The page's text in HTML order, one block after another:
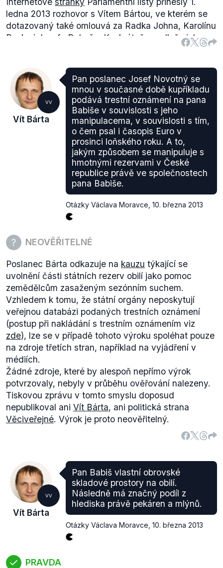
ledna 2013 rozhovor s Vítem Bártou, ve kterém se
dotazovaný také omlouvá za Radka Johna, Karolínu
Peake i Josefa Dobeše. Konkrétně uvedl, že jeho
protože oni selhali jménem Věcí
sněmovny“
Co se týče omluv za podporu Nečasovy vlády,
hned v úvodu tohoto rozhovoru Vít Bárta projevuje
lítost za své jednání. Konkrétně uvádí:"Rád bych se
omluvil všem občanům České republiky za to, že
jsme svým vstupem do koalice vůbec umožnili vznik
této vlády v roce 2010. Dnes už má ta vláda sice
docela jiné složení, ale byli jsme to my, kdo její
existenci umožnili, a za to se chci omluvit.“
Nejvýraznější omluva za podporu Nečasovy vlády
byla vyjádřena jménem Víta Bárty na tzv. Velkém
sněmu odpůrců vlády, který se konal 21. ledna 2013.
Jak uvádí Česká televize, Bárta se
odpovědnosti za to, že v roce 2010 umožnil vznik
Nečasovy vlády. Uvedl také, že má potřebu omluvit
se za ten čin a chce napravit svou chybu.
VV
Vít Bárta
Pan poslanec Josef Novotný se
mnou v současné době kupříkladu
podává trestní oznámení na pana
Babiše v souvislosti s jeho
manipulacema, v souvislosti s tím,
o čem psal i časopis Euro v
prosinci loňského roku. A to,
jakým způsobem se manipuluje s
hmotnými rezervami v České
republice právě ve společnostech
pana Babiše.
Otázky Václava Moravce 10. března 2013
NEOVĚŘITELNÉ
Poslanec Bárta odkazuje na kauzu týkající se
uvolnění části státních rezerv obilí jako pomoc
zemědělcům zasaženým sezónním suchem.
Vzhledem k tomu, že státní orgány neposkytují
veřejnou databázi podaných trestních oznámení
(postup při nakládání s trestním oznámením viz
zde), lze se v případě tohoto výroku spoléhat pouze
na zdroje třetích stran, například na vyjádření v
médiích.
Žádné zdroje, které by alespoň nepřímo výrok
potvrzovaly, nebyly v průběhu ověřování nalezeny.
Tiskovou zprávu v tomto smyslu doposud
nepublikoval ani Vít Bárta, ani politická strana
Věciveřejné. Výrok je proto neověřitelný.
VV
Vít Bárta
Pan Babiš vlastní obrovské
skladové prostory na obilí.
Následně má značný podíl z
hlediska právě pekáren a mlýnů.
Otázky Václava Moravce 10. března 2013
PRAVDA